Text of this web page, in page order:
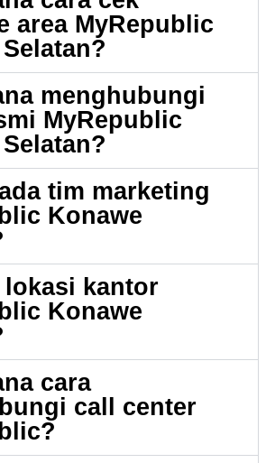
area MyRepublic
menghubungi
MyRepublic
tim marketing
Konawe
lokasi kantor
Konawe
cara
call center